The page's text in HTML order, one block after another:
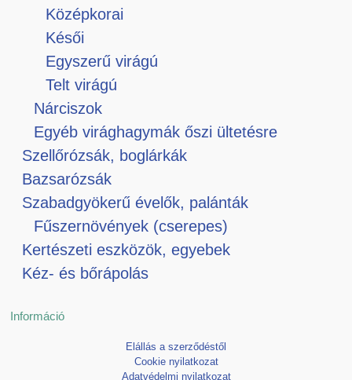
Középkorai
Késői
Egyszerű virágú
Telt virágú
Nárciszok
Egyéb virághagymák őszi ültetésre
Szellőrózsák, boglárkák
Bazsarózsák
Szabadgyökerű évelők, palánták
Fűszernövények (cserepes)
Kertészeti eszközök, egyebek
Kéz- és bőrápolás
Információ
Elállás a szerződéstől
Cookie nyilatkozat
Adatvédelmi nyilatkozat